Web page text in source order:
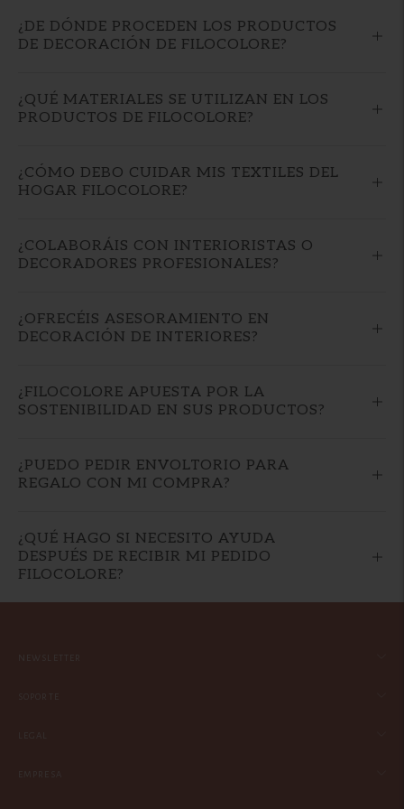
¿DE DÓNDE PROCEDEN LOS PRODUCTOS
DE DECORACIÓN DE FILOCOLORE?
¿QUÉ MATERIALES SE UTILIZAN EN LOS
PRODUCTOS DE FILOCOLORE?
¿CÓMO DEBO CUIDAR MIS TEXTILES DEL
HOGAR FILOCOLORE?
¿COLABORÁIS CON INTERIORISTAS O
DECORADORES PROFESIONALES?
¿OFRECÉIS ASESORAMIENTO EN
DECORACIÓN DE INTERIORES?
¿FILOCOLORE APUESTA POR LA
SOSTENIBILIDAD EN SUS PRODUCTOS?
¿PUEDO PEDIR ENVOLTORIO PARA
REGALO CON MI COMPRA?
¿QUÉ HAGO SI NECESITO AYUDA
DESPUÉS DE RECIBIR MI PEDIDO
FILOCOLORE?